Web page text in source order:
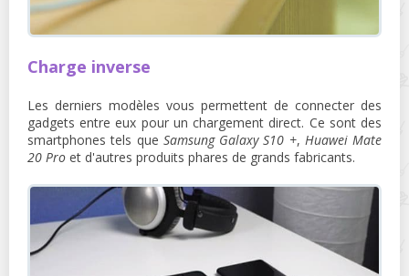
Charge inverse
Les derniers modèles vous permettent de connecter des
gadgets entre eux pour un chargement direct. Ce sont des
smartphones tels que Samsung Galaxy S10 +, Huawei Mate
20 Pro et d'autres produits phares de grands fabricants.